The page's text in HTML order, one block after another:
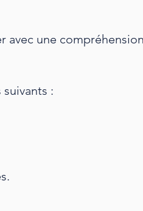
avec une
: